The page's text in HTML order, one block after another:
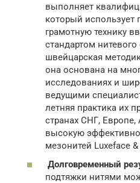
выполняет
который
грамотную технику
стандартом
швейцарская
она основана на
исследованиях и
ведущими
летняя практика их
странах СНГ,
высокую
мезонитей Luxeface &
Долговременный
подтяжки нитями